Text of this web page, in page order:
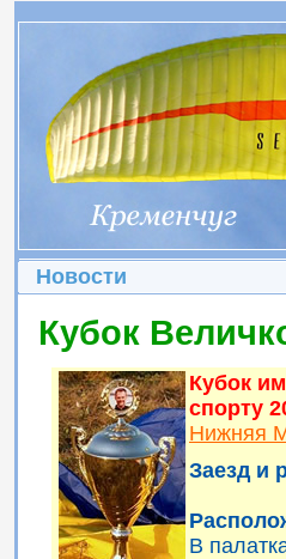
Новости
Кубок
Кубок
спорту
Нижняя
Заезд и
В